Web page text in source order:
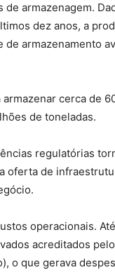
armazenagem.
dez anos, a
armazenamento
cerca de
de toneladas.
regulatórias
oferta de
operacionais.
acreditados
o que gerava